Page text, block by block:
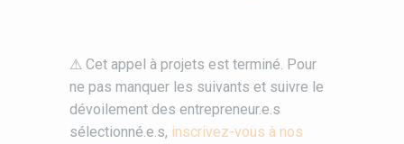
⚠ Cet appel à projets est terminé. Pour
ne pas manquer les suivants et suivre le
dévoilement des entrepreneur.e.s
sélectionné.e.s, inscrivez-vous à nos